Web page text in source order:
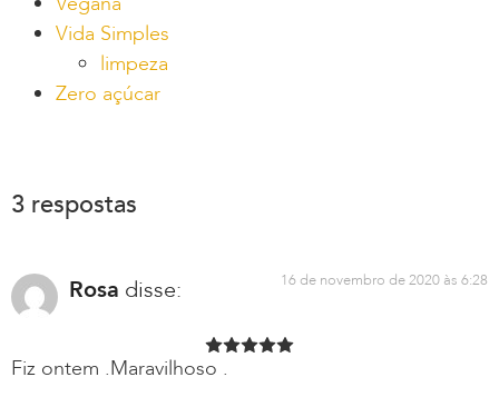
Vida Simples
limpeza
Zero açúcar
3 respostas
Rosa disse: 16 de novembro de 2020 às 6:28
Fiz ontem .Maravilhoso .